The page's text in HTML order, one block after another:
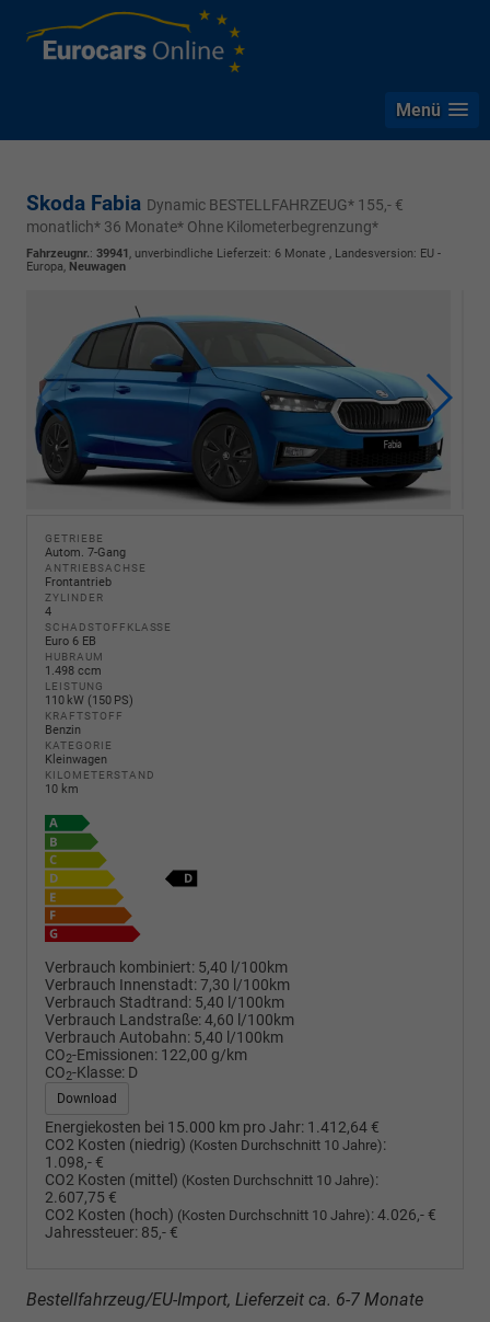
Menü
Skoda Fabia Dynamic BESTELLFAHRZEUG* 155,- €
monatlich* 36 Monate* Ohne Kilometerbegrenzung*
Fahrzeugnr.: 39941 , unverbindliche Lieferzeit: 6 Monate , Landesversion: EU -
Europa, Neuwagen
GETRIEBE
Autom. 7-Gang
ANTRIEBSACHSE
Frontantrieb
ZYLINDER
4
SCHADSTOFFKLASSE
Euro 6 EB
HUBRAUM
1.498 ccm
LEISTUNG
110 kW (150 PS)
KRAFTSTOFF
Benzin
KATEGORIE
Kleinwagen
KILOMETERSTAND
10 km
Verbrauch kombiniert: 5,40 l/100km
Verbrauch Innenstadt:7,30 l/100km
Verbrauch Stadtrand: 5,40 l/100km
Verbrauch Landstraße:4,60 l/100km
Verbrauch Autobahn: 5,40 l/100km
CO2-Emissionen: 122,00 g/km
CO2-Klasse: D
Download
Energiekosten bei 15.000 km pro Jahr: 1.412,64 €
CO2 Kosten (niedrig) (Kosten Durchschnitt 10 Jahre):
1.098,- €
CO2 Kosten (mittel) (Kosten Durchschnitt 10 Jahre):
2.607,75 €
CO2 Kosten (hoch) (Kosten Durchschnitt 10 Jahre):4.026,- €
Jahressteuer: 85,- €
Bestellfahrzeug/EU-Import, Lieferzeit ca. 6-7 Monate